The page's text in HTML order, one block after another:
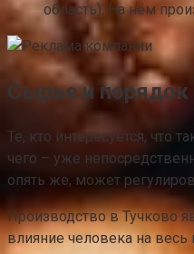
область). На нём
Сырье и порядок
Те, кто интересуется, что
чего – уже
опять же, может
Производство в Тучково
влияние человека на весь